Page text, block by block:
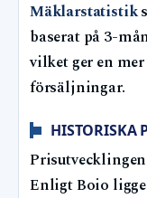
Mäklarstatistik
baserat på 3-
vilket ger en
försäljningar.
HISTORISKA
Enligt Boio